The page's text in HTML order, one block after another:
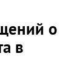
о
в